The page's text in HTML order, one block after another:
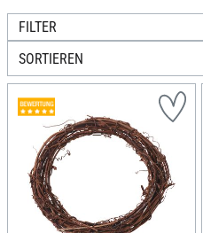
FILTER
SORTIEREN